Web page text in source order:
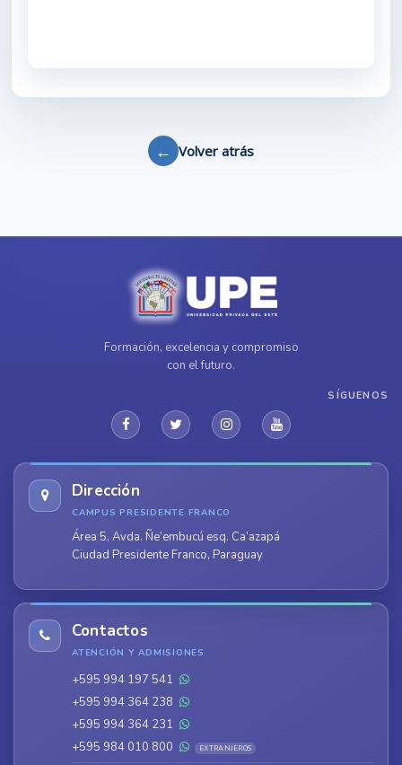
← Volver atrás
Formación, excelencia y compromiso
con el futuro.
SÍGUENOS
Dirección
CAMPUS PRESIDENTE FRANCO
Área 5, Avda. Ñe’embucú esq. Ca’azapá
Ciudad Presidente Franco, Paraguay
Contactos
ATENCIÓN Y ADMISIONES
+595 994 197 541
+595 994 364 238
+595 994 364 231
+595 984 010 800
EXTRANJEROS